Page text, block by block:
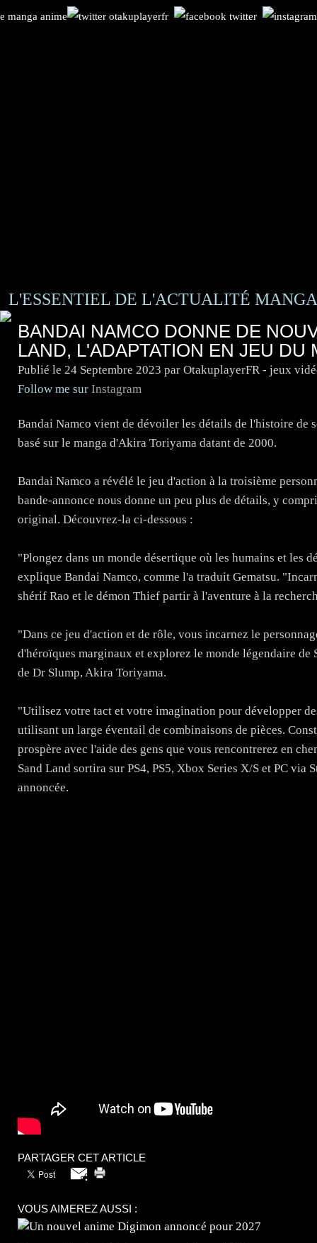
L'ESSENTIEL DE L'ACTUALITÉ
BANDAI NAMCO DONNE DE
LAND, L'ADAPTATION EN JEU DU
Publié le 24 Septembre 2023 par OtakuplayerFR - jeux
Follow me sur Instagram
Bandai Namco vient de dévoiler les détails de l'histoire de
basé sur le manga d'Akira Toriyama datant de 2000.
Bandai Namco a révélé le jeu d'action à la troisième
bande-annonce nous donne un peu plus de détails, y
original. Découvrez-la ci-dessous :
"Plongez dans un monde désertique où les humains et les
explique Bandai Namco, comme l'a traduit Gematsu.
shérif Rao et le démon Thief partir à l'aventure à la
"Dans ce jeu d'action et de rôle, vous incarnez le
d'héroïques marginaux et explorez le monde légendaire
de Dr Slump, Akira Toriyama.
"Utilisez votre tact et votre imagination pour développer
utilisant un large éventail de combinaisons de pièces.
prospère avec l'aide des gens que vous rencontrerez en
Sand Land sortira sur PS4, PS5, Xbox Series X/S et PC via
annoncée.
PARTAGER CET ARTICLE
VOUS AIMEREZ AUSSI :